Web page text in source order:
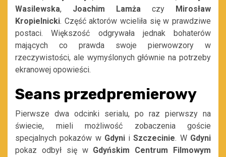
Wasilewska, Joachim Lamża czy Mirosław
Kropielnicki. Część aktorów wcieliła się w prawdziwe
postaci. Większość odgrywała jednak bohaterów
mających co prawda swoje pierwowzory w
rzeczywistości, ale wymyślonych głównie na potrzeby
ekranowej opowieści.
Seans przedpremierowy
Pierwsze dwa odcinki serialu, po raz pierwszy na
świecie, mieli możliwość zobaczenia goście
specjalnych pokazów w GdyniiSzczecinie. W Gdyni
pokaz odbył się w Gdyńskim Centrum Filmowym